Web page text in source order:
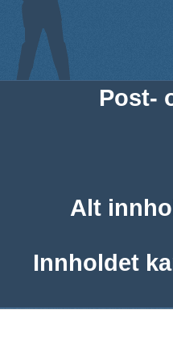
Post-
Alt
Innholdet